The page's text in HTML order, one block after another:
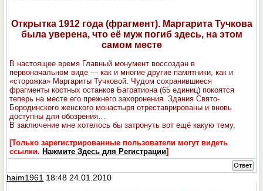
Открытка 1912 года (фрагмент). Маргарита Тучкова
была уверена, что её муж погиб здесь, на этом
самом месте
В настоящее время Главный монумент воссоздан в
первоначальном виде — как и многие другие памятники, как и
«сторожка» Маргариты Тучковой. Чудом сохранившиеся
фрагменты костных останков Багратиона (65 единиц) покоятся
теперь на месте его прежнего захоронения. Здания Свято-
Бородинского женского монастыря отреставрированы и вновь
доступны для обозрения…
В заключение мне хотелось бы затронуть вот ещё какую тему.
[Только зарегистрированные пользователи могут видеть
ссылки. Нажмите Здесь для Регистрации]
Ответ
haim1961 18:48 24.01.2010